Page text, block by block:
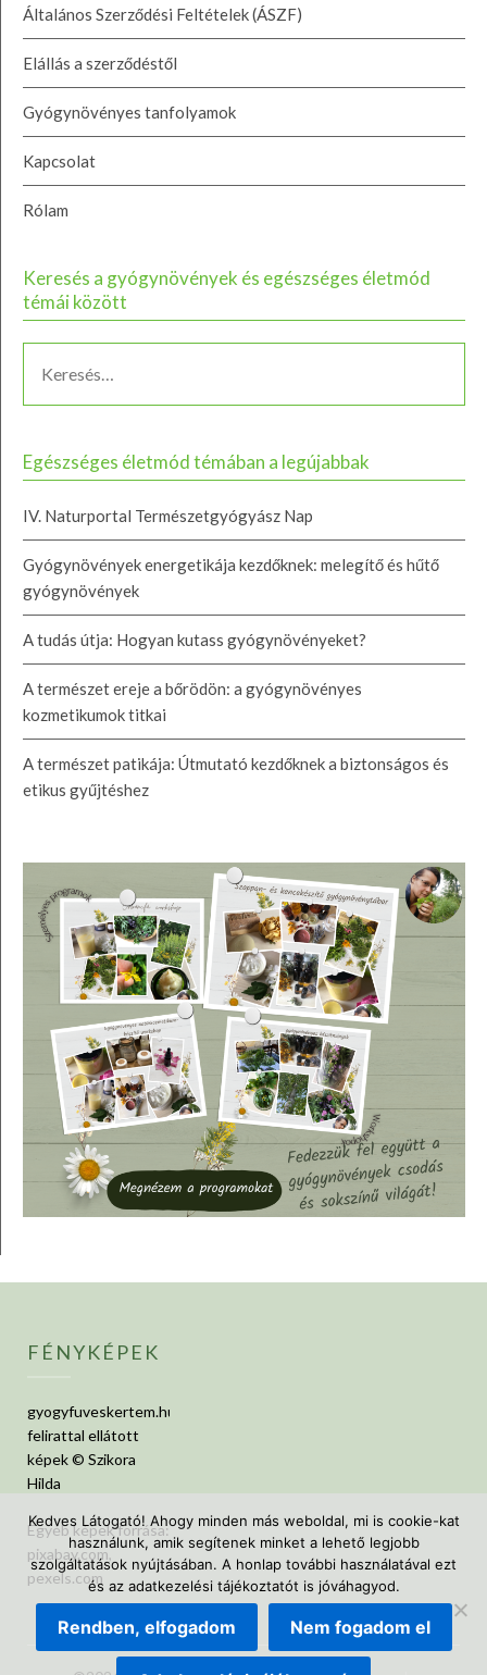
Általános Szerződési Feltételek (ÁSZF)
Elállás a szerződéstől
Gyógynövényes tanfolyamok
Kapcsolat
Rólam
Keresés a gyógynövények és egészséges életmód
témái között
Egészséges életmód témában a legújabbak
IV. Naturportal Természetgyógyász Nap
Gyógynövények energetikája kezdőknek: melegítő és hűtő
gyógynövények
A tudás útja: Hogyan kutass gyógynövényeket?
A természet ereje a bőrödön: a gyógynövényes
kozmetikumok titkai
A természet patikája: Útmutató kezdőknek a biztonságos és
etikus gyűjtéshez
FÉNYKÉPEK
gyogyfuveskertem.hu
felirattal ellátott
képek © Szikora
Hilda
Egyéb képek forrása:
pixabay.com,
pexels.com
Kedves Látogató! Ahogy minden más weboldal, mi is cookie-kat
használunk, amik segítenek minket a lehető legjobb
szolgáltatások nyújtásában. A honlap további használatával ezt
és az adatkezelési tájékoztatót is jóváhagyod.
Rendben, elfogadom Nem fogadom el